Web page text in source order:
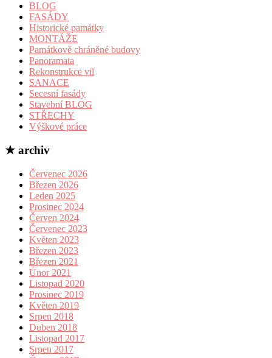
BLOG
FASÁDY
Historické památky
MONTÁŽE
Památkově chráněné budovy
Panoramata
Rekonstrukce vil
SANACE
Secesní fasády
Stavební BLOG
STŘECHY
Výškové práce
★ archiv
Červenec 2026
Březen 2026
Leden 2025
Prosinec 2024
Červen 2024
Červenec 2023
Květen 2023
Březen 2023
Březen 2021
Únor 2021
Listopad 2020
Prosinec 2019
Květen 2019
Srpen 2018
Duben 2018
Listopad 2017
Srpen 2017